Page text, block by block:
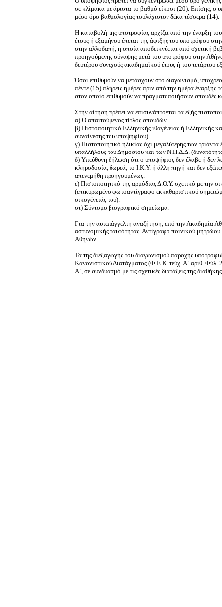
σε κλίμακα με άριστα το βαθμό είκοσι (20). Επίσης, ο
μέσο όρο βαθμολογίας τουλάχιστον δέκα τέσσερα (14).
Η καταβολή της υποτροφίας αρχίζει από την έναρξη
έτους ή εξαμήνου έπεται της άφιξης του υποτρόφου
στην αλλοδαπή, η οποία αποδεικνύεται από σχετική
προηγούμενης σύναψης μετά του υποτρόφου στην
δευτέρου συνεχούς ακαδημαϊκού έτους ή του τετάρτου
Όσοι επιθυμούν να μετάσχουν στο διαγωνισμό,
πέντε (15) πλήρεις ημέρες πριν από την ημέρα
στον οποίο επιθυμούν να πραγματοποιήσουν σπουδές
Στην αίτηση πρέπει να επισυνάπτονται τα εξής
α) Ο απαιτούμενος τίτλος σπουδών.
β) Πιστοποιητικό Ελληνικής ιθαγένειας ή Ελληνικής
συναίνεσης του υποψηφίου).
γ) Πιστοποιητικό ηλικίας όχι μεγαλύτερης των
υπαλλήλους του Δημοσίου και των Ν.Π.Δ.Δ.
δ) Υπεύθυνη δήλωση ότι ο υποψήφιος δεν έλαβε ή δεν
κληροδοσία, δωρεά, το Ι.Κ.Υ. ή άλλη πηγή και δεν
απενεμήθη προηγουμένως.
ε) Πιστοποιητικό της αρμόδιας Δ.Ο.Υ. σχετικό με την
(επικυρωμένο φωτοαντίγραφο εκκαθαριστικού
οικογένειάς του).
στ) Σύντομο βιογραφικό σημείωμα.
Για την αυτεπάγγελτη αναζήτηση, από την Ακαδημία
αστυνομικής ταυτότητας.Αντίγραφο ποινικού μητρώου
Αθηνών.
Τα της διεξαγωγής του διαγωνισμού παροχής
Κανονιστικού Διατάγματος (Φ.Ε.Κ. τεύχ. Α΄ αριθ.
Α΄, σε συνδυασμό με τις σχετικές διατάξεις της